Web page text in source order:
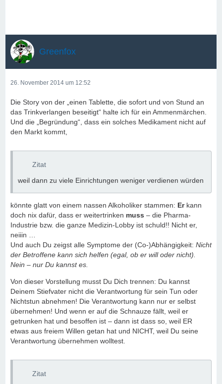
Greenfox
26. November 2014 um 12:52
Die Story von der „einen Tablette, die sofort und von Stund an
das Trinkverlangen beseitigt“ halte ich für ein Ammenmärchen.
Und die „Begründung“, dass ein solches Medikament nicht auf
den Markt kommt,
Zitat
weil dann zu viele Einrichtungen weniger verdienen würden
könnte glatt von einem nassen Alkoholiker stammen: Erkann
doch nix dafür, dass er weitertrinken muss – die Pharma-
Industrie bzw. die ganze Medizin-Lobby ist schuld!! Nicht er,
neiiin …
Und auch Du zeigst alle Symptome der (Co-)Abhängigkeit: Nicht
der Betroffene kann sich helfen (egal, ob er will oder nicht).
Nein – nur Du kannst es.
Von dieser Vorstellung musst Du Dich trennen: Du kannst
Deinem Stiefvater nicht die Verantwortung für sein Tun oder
Nichtstun abnehmen! Die Verantwortung kann nur er selbst
übernehmen! Und wenn er auf die Schnauze fällt, weil er
getrunken hat und besoffen ist – dann ist dass so, weil ER
etwas aus freiem Willen getan hat und NICHT, weil Du seine
Verantwortung übernehmen wolltest.
Zitat